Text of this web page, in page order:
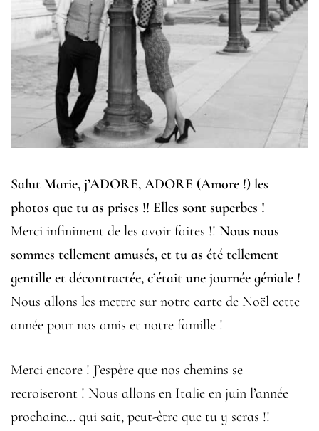
Salut Marie, j’ADORE, ADORE (Amore !) les
photos que tu as prises !! Elles sont superbes !
Merci infiniment de les avoir faites !! Nous nous
sommes tellement amusés, et tu as été tellement
gentille et décontractée, c’était une journée géniale !
Nous allons les mettre sur notre carte de Noël cette
année pour nos amis et notre famille !
Merci encore ! J’espère que nos chemins se
recroiseront ! Nous allons en Italie en juin l’année
prochaine… qui sait, peut-être que tu y seras !!